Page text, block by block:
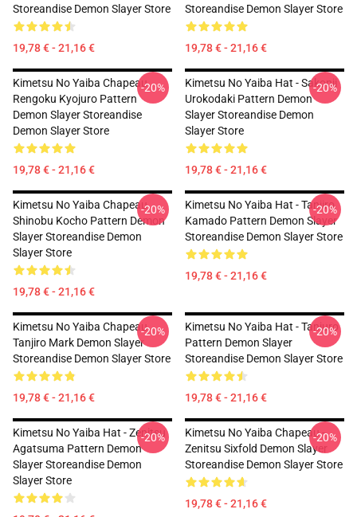
Storeandise Demon Slayer Store
19,78 € - 21,16 €
Storeandise Demon Slayer Store
19,78 € - 21,16 €
Kimetsu No Yaiba Chapeau...
Rengoku Kyojuro Pattern
Demon Slayer Storeandise
Demon Slayer Store
19,78 € - 21,16 €
-20%
Kimetsu No Yaiba Hat - Sakonji
Urokodaki Pattern Demon
Slayer Storeandise Demon
Slayer Store
19,78 € - 21,16 €
-20%
Kimetsu No Yaiba Chapeau...
Shinobu Kocho Pattern Demon
Slayer Storeandise Demon
Slayer Store
19,78 € - 21,16 €
-20%
Kimetsu No Yaiba Hat - Tanjiro
Kamado Pattern Demon Slayer
Storeandise Demon Slayer Store
19,78 € - 21,16 €
-20%
Kimetsu No Yaiba Chapeau...
Tanjiro Mark Demon Slayer
Storeandise Demon Slayer Store
19,78 € - 21,16 €
-20%
Kimetsu No Yaiba Hat - Tanjuro
Pattern Demon Slayer
Storeandise Demon Slayer Store
19,78 € - 21,16 €
-20%
Kimetsu No Yaiba Hat - Zenitsu
Agatsuma Pattern Demon
Slayer Storeandise Demon
Slayer Store
-20%
Kimetsu No Yaiba Chapeau -
Zenitsu Sixfold Demon Slayer
Storeandise Demon Slayer Store
19,78 € - 21,16 €
-20%